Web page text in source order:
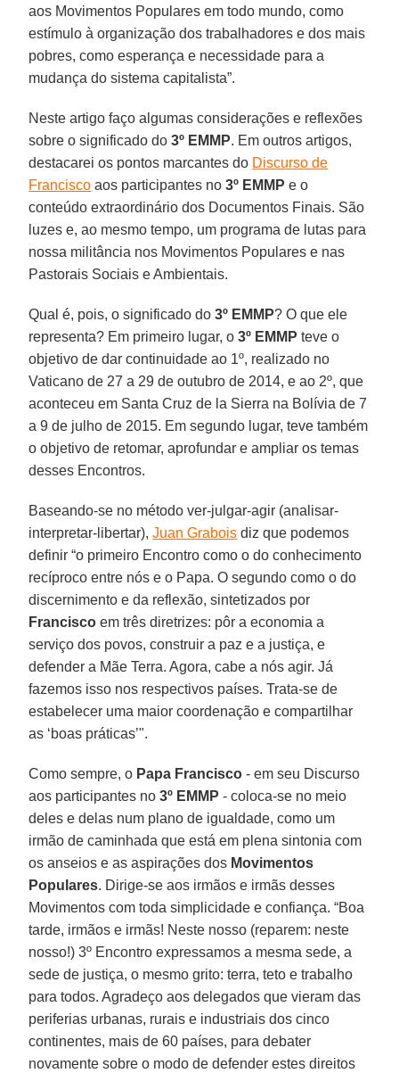
aos Movimentos Populares em todo mundo, como
estímulo à organização dos trabalhadores e dos mais
pobres, como esperança e necessidade para a
mudança do sistema capitalista”.
Neste artigo faço algumas considerações e reflexões
sobre o significado do3º EMMP. Em outros artigos,
destacarei os pontos marcantes do Discurso de
Francisco aos participantes no3º EMMP e o
conteúdo extraordinário dos Documentos Finais. São
luzes e, ao mesmo tempo, um programa de lutas para
nossa militância nos Movimentos Populares e nas
Pastorais Sociais e Ambientais.
Qual é, pois, o significado do3º EMMP? O que ele
representa? Em primeiro lugar, o3º EMMP teve o
objetivo de dar continuidade ao 1º, realizado no
Vaticano de 27 a 29 de outubro de 2014, e ao 2º, que
aconteceu em Santa Cruz de la Sierra na Bolívia de 7
a 9 de julho de 2015. Em segundo lugar, teve também
o objetivo de retomar, aprofundar e ampliar os temas
desses Encontros.
Baseando-se no método ver-julgar-agir (analisar-
interpretar-libertar),Juan Grabois diz que podemos
definir “o primeiro Encontro como o do conhecimento
recíproco entre nós e o Papa. O segundo como o do
discernimento e da reflexão, sintetizados por
Francisco em três diretrizes: pôr a economia a
serviço dos povos, construir a paz e a justiça, e
defender a Mãe Terra. Agora, cabe a nós agir. Já
fazemos isso nos respectivos países. Trata-se de
estabelecer uma maior coordenação e compartilhar
as ‘boas práticas’".
Como sempre, o Papa Francisco - em seu Discurso
aos participantes no3º EMMP - coloca-se no meio
deles e delas num plano de igualdade, como um
irmão de caminhada que está em plena sintonia com
os anseios e as aspirações dos Movimentos
Populares. Dirige-se aos irmãos e irmãs desses
Movimentos com toda simplicidade e confiança. “Boa
tarde, irmãos e irmãs! Neste nosso (reparem: neste
nosso!) 3º Encontro expressamos a mesma sede, a
sede de justiça, o mesmo grito: terra, teto e trabalho
para todos. Agradeço aos delegados que vieram das
periferias urbanas, rurais e industriais dos cinco
continentes, mais de 60 países, para debater
novamente sobre o modo de defender estes direitos